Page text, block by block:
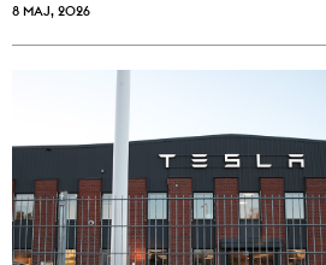
8 MAJ, 2026